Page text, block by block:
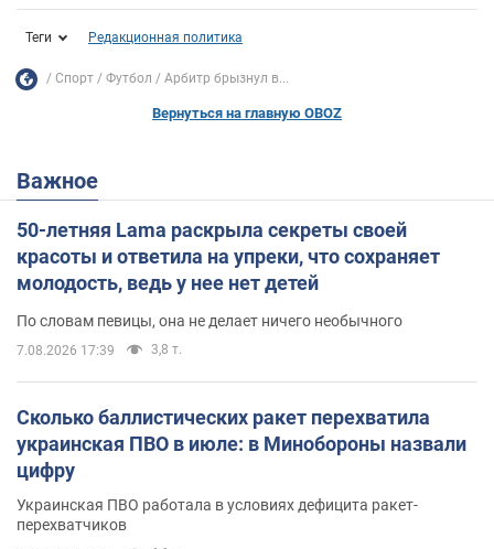
Теги Редакционная политика
Спорт Футбол Арбитр брызнул в...
Вернуться на главную OBOZ
Важное
50-летняя Lama раскрыла секреты своей
красоты и ответила на упреки, что сохраняет
молодость, ведь у нее нет детей
По словам певицы, она не делает ничего необычного
7.08.2026 17:39 3,8 т.
Сколько баллистических ракет перехватила
украинская ПВО в июле: в Минобороны назвали
цифру
Украинская ПВО работала в условиях дефицита ракет-
перехватчиков